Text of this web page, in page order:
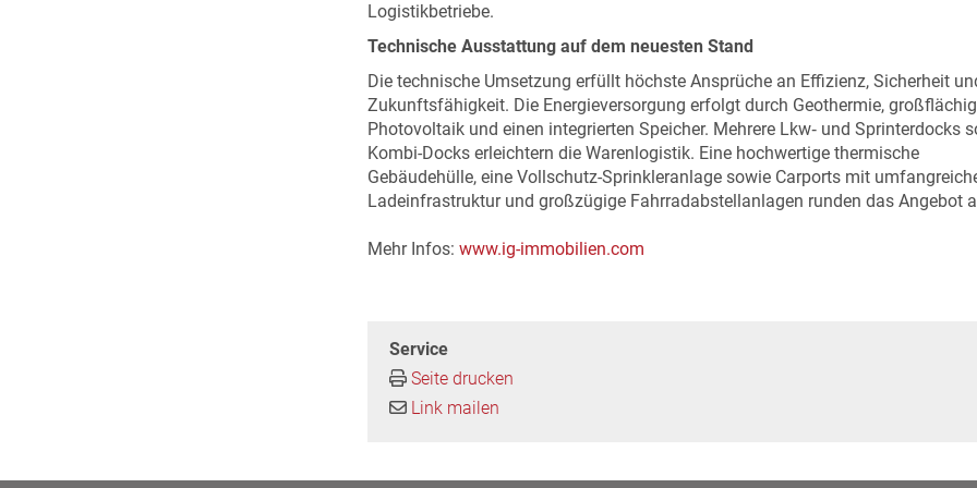
Logistikbetriebe.
Technische Ausstattung auf dem neuesten Stand
Die technische Umsetzung erfüllt höchste Ansprüche an Effizienz, Sicherheit
Zukunftsfähigkeit. Die Energieversorgung erfolgt durch Geothermie,
Photovoltaik und einen integrierten Speicher. Mehrere Lkw‑ und Sprinterdocks
Kombi-Docks erleichtern die Warenlogistik. Eine hochwertige thermische
Gebäudehülle, eine Vollschutz-Sprinkleranlage sowie Carports mit
Ladeinfrastruktur und großzügige Fahrradabstellanlagen runden das Angebot
Mehr Infos: www.ig-immobilien.com
Service
Seite drucken
Link mailen